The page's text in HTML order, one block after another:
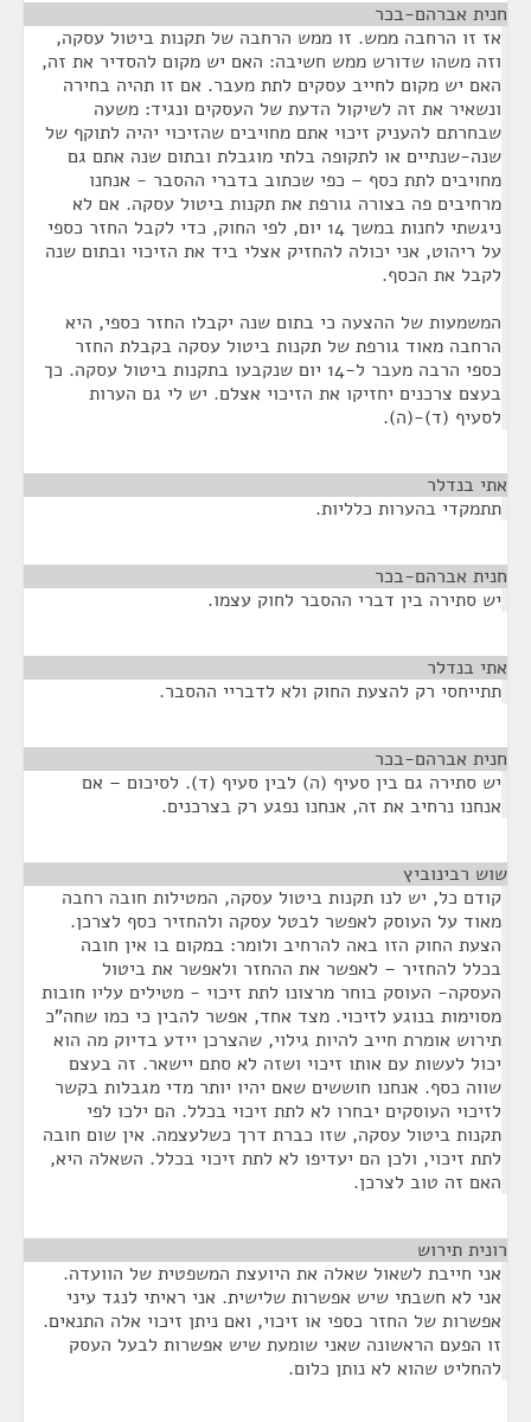
חנית אברהם-בכר
אז זו הרחבה ממש. זו ממש הרחבה של תקנות ביטול עסקה,
וזה משהו שדורש ממש חשיבה: האם יש מקום להסדיר את זה,
האם יש מקום לחייב עסקים לתת מעבר. אם זו תהיה בחירה
ונשאיר את זה לשיקול הדעת של העסקים ונגיד: משעה
שבחרתם להעניק זיכוי אתם מחויבים שהזיכוי יהיה לתוקף של
שנה-שנתיים או לתקופה בלתי מוגבלת ובתום שנה אתם גם
מחויבים לתת כסף – כפי שכתוב בדברי ההסבר - אנחנו
מרחיבים פה בצורה גורפת את תקנות ביטול עסקה. אם לא
ניגשתי לחנות במשך 14 יום, לפי החוק, כדי לקבל החזר כספי
על ריהוט, אני יכולה להחזיק אצלי ביד את הזיכוי ובתום שנה
לקבל את הכסף.
המשמעות של ההצעה כי בתום שנה יקבלו החזר כספי, היא
הרחבה מאוד גורפת של תקנות ביטול עסקה בקבלת החזר
כספי הרבה מעבר ל-14 יום שנקבעו בתקנות ביטול עסקה. כך
בעצם צרכנים יחזיקו את הזיכוי אצלם. יש לי גם הערות
לסעיף (ד)-(ה).
אתי בנדלר
תתמקדי בהערות כלליות.
חנית אברהם-בכר
יש סתירה בין דברי ההסבר לחוק עצמו.
אתי בנדלר
תתייחסי רק להצעת החוק ולא לדבריי ההסבר.
חנית אברהם-בכר
יש סתירה גם בין סעיף (ה) לבין סעיף (ד). לסיכום – אם
אנחנו נרחיב את זה, אנחנו נפגע רק בצרכנים.
שוש רבינוביץ
קודם כל, יש לנו תקנות ביטול עסקה, המטילות חובה רחבה
מאוד על העוסק לאפשר לבטל עסקה ולהחזיר כסף לצרכן.
הצעת החוק הזו באה להרחיב ולומר: במקום בו אין חובה
בכלל להחזיר – לאפשר את ההחזר ולאפשר את ביטול
העסקה- העוסק בוחר מרצונו לתת זיכוי - מטילים עליו חובות
מסוימות בנוגע לזיכוי. מצד אחד, אפשר להבין כי כמו שחה"כ
תירוש אומרת חייב להיות גילוי, שהצרכן יידע בדיוק מה הוא
יכול לעשות עם אותו זיכוי ושזה לא סתם יישאר. זה בעצם
שווה כסף. אנחנו חוששים שאם יהיו יותר מדי מגבלות בקשר
לזיכוי העוסקים יבחרו לא לתת זיכוי בכלל. הם ילכו לפי
תקנות ביטול עסקה, שזו כברת דרך כשלעצמה. אין שום חובה
לתת זיכוי, ולכן הם יעדיפו לא לתת זיכוי בכלל. השאלה היא,
האם זה טוב לצרכן.
רונית תירוש
אני חייבת לשאול שאלה את היועצת המשפטית של הוועדה.
אני לא חשבתי שיש אפשרות שלישית. אני ראיתי לנגד עיני
אפשרות של החזר כספי או זיכוי, ואם ניתן זיכוי אלה התנאים.
זו הפעם הראשונה שאני שומעת שיש אפשרות לבעל העסק
להחליט שהוא לא נותן כלום.